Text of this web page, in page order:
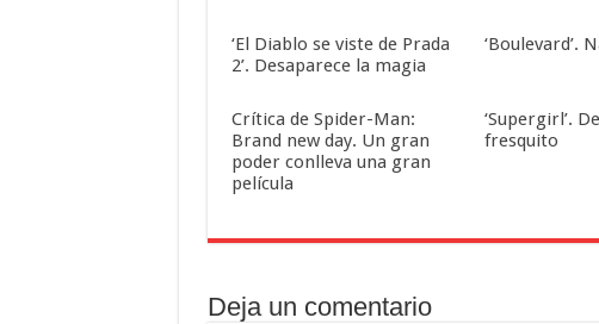
‘El Diablo se viste de Prada
2’. Desaparece la magia
‘Boulevard’.
Crítica de Spider-Man:
Brand new day. Un gran
poder conlleva una gran
película
‘Supergirl’.
fresquito
Deja un comentario